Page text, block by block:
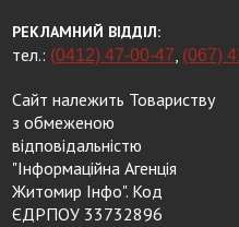
РЕКЛАМНИЙ ВІДДІЛ:
тел.: (0412) 47-00-47, (067)
Сайт належить Товариству
з обмеженою
відповідальністю
"Інформаційна Агенція
Житомир Інфо". Код
ЄДРПОУ 33732896